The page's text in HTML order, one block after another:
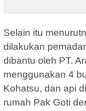
Selain itu
dilakukan
dibantu oleh PT.
menggunakan 4
Kohatsu, dan api
rumah Pak Goti